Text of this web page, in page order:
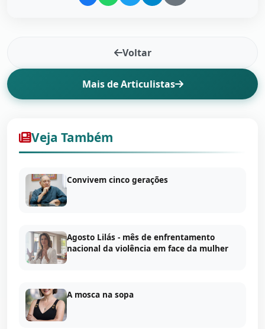
Voltar
Mais de Articulistas
Veja Também
Convivem cinco gerações
Agosto Lilás - mês de enfrentamento
nacional da violência em face da mulher
A mosca na sopa